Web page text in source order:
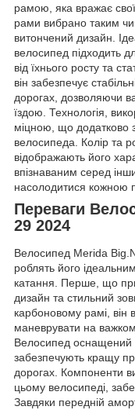
рамою, яка вражає
рами вибрано таким
витончений дизайн.
велосипед підходить
від їхнього росту та
він забезпечує
дорогах, дозволяючи
їздою. Технологія,
міцною, що додатково
велосипеда. Колір та
відображають його
впізнаваним серед
насолодитися кожною
Переваги
29 2024
Велосипед Merida
роблять його
катання. Перше, що
дизайн та стильний
карбоновому рамі, він
маневрувати на
Велосипед
забезпечують кращу
дорогах. Компоненти
цьому велосипеді,
Завдяки передній